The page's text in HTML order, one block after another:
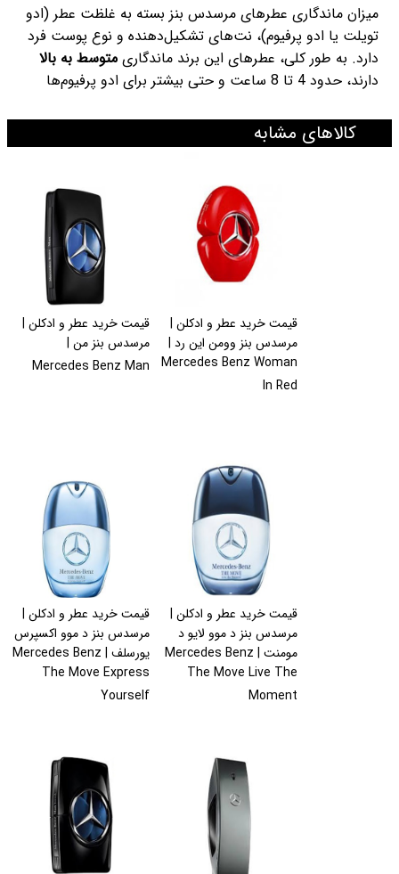
میزان ماندگاری عطرهای مرسدس بنز بسته به غلظت عطر (ادو
تویلت یا ادو پرفیوم)، نت‌های تشکیل‌دهنده و نوع پوست فرد
دارد. به طور کلی، عطرهای این برند ماندگاری متوسط به بالا
دارند، حدود 4 تا 8 ساعت و حتی بیشتر برای ادو پرفیوم‌ها
کالاهای مشابه
قیمت خرید عطر و ادکلن |
مرسدس بنز د موو لایو د
مومنت | Mercedes Benz
The Move Live The
Moment
قیمت خرید عطر و ادکلن |
مرسدس بنز د موو اکسپرس
یورسلف | Mercedes Benz
The Move Express
Yourself
قیمت خرید عطر و ادکلن |
مرسدس بنز وومن این رد |
Mercedes Benz Woman
In Red
قیمت خرید عطر و ادکلن |
مرسدس بنز من |
Mercedes Benz Man